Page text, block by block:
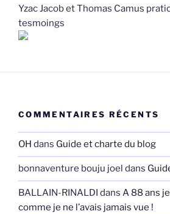
Yzac Jacob et Thomas Camus
tesmoings
COMMENTAIRES RÉCENTS
OH dans Guide et charte du blog
bonnaventure bouju joel dans
BALLAIN-RINALDI dans A 88 ans
comme je ne l’avais jamais vue !